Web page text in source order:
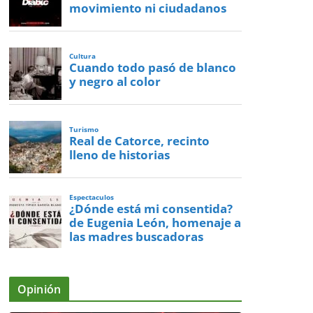
movimiento ni ciudadanos
Cultura
Cuando todo pasó de blanco
y negro al color
Turismo
Real de Catorce, recinto
lleno de historias
Espectaculos
¿Dónde está mi consentida?
de Eugenia León, homenaje a
las madres buscadoras
Opinión